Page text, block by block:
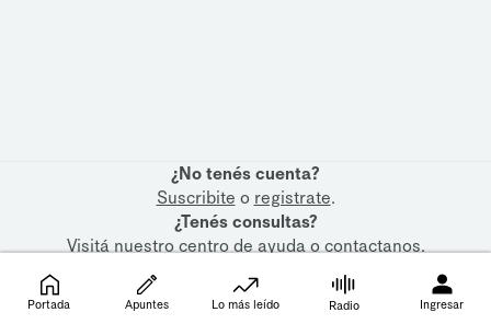
¿No tenés cuenta?
Suscribite o registrate.
¿Tenés consultas?
Visitá nuestrocentro de ayudaocontactanos.
Portada Apuntes Lo más leído Radio Ingresar